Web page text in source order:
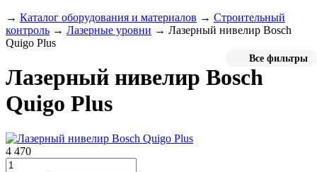
→ Каталог оборудования и материалов → Строительный
контроль → Лазерные уровни → Лазерный нивелир Bosch
Quigo Plus
Все фильтры
Лазерный нивелир Bosch
Quigo Plus
4 470